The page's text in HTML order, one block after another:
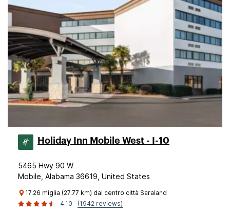
Holiday Inn Mobile West - I-10
5465 Hwy 90 W
Mobile, Alabama 36619, United States
17.26 miglia (27.77 km) dal centro città Saraland
4.10
(1942 reviews)